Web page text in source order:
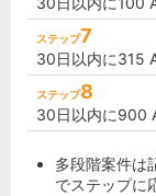
ステップ7
30日以内に315
ステップ8
30日以内に900
多段階案件は
でステップに